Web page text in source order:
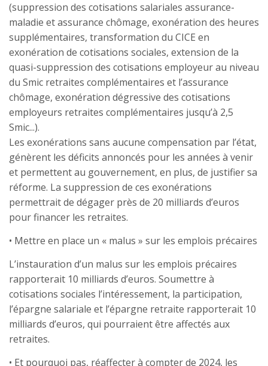
(suppression des cotisations salariales assurance-
maladie et assurance chômage, exonération des heures
supplémentaires, transformation du CICE en
exonération de cotisations sociales, extension de la
quasi-suppression des cotisations employeur au niveau
du Smic retraites complémentaires et l’assurance
chômage, exonération dégressive des cotisations
employeurs retraites complémentaires jusqu’à 2,5
Smic...).
Les exonérations sans aucune compensation par l’état,
génèrent les déficits annoncés pour les années à venir
et permettent au gouvernement, en plus, de justifier sa
réforme. La suppression de ces exonérations
permettrait de dégager près de 20 milliards d’euros
pour financer les retraites.
• Mettre en place un « malus » sur les emplois précaires
L’instauration d’un malus sur les emplois précaires
rapporterait 10 milliards d’euros. Soumettre à
cotisations sociales l’intéressement, la participation,
l’épargne salariale et l’épargne retraite rapporterait 10
milliards d’euros, qui pourraient être affectés aux
retraites.
• Et pourquoi pas, réaffecter à compter de 2024, les